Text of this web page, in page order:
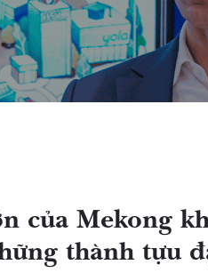
của Mekong
thành tựu